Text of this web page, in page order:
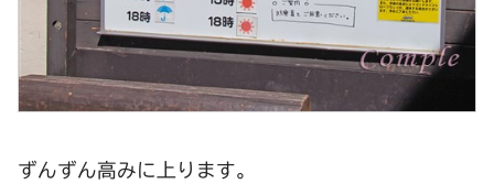
ずんずん高みに上ります。